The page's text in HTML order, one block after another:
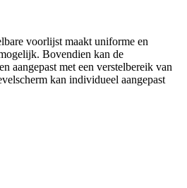
voorlijst maakt uniforme en
Bovendien kan de
aangepast met een verstelbereik van
kan individueel aangepast